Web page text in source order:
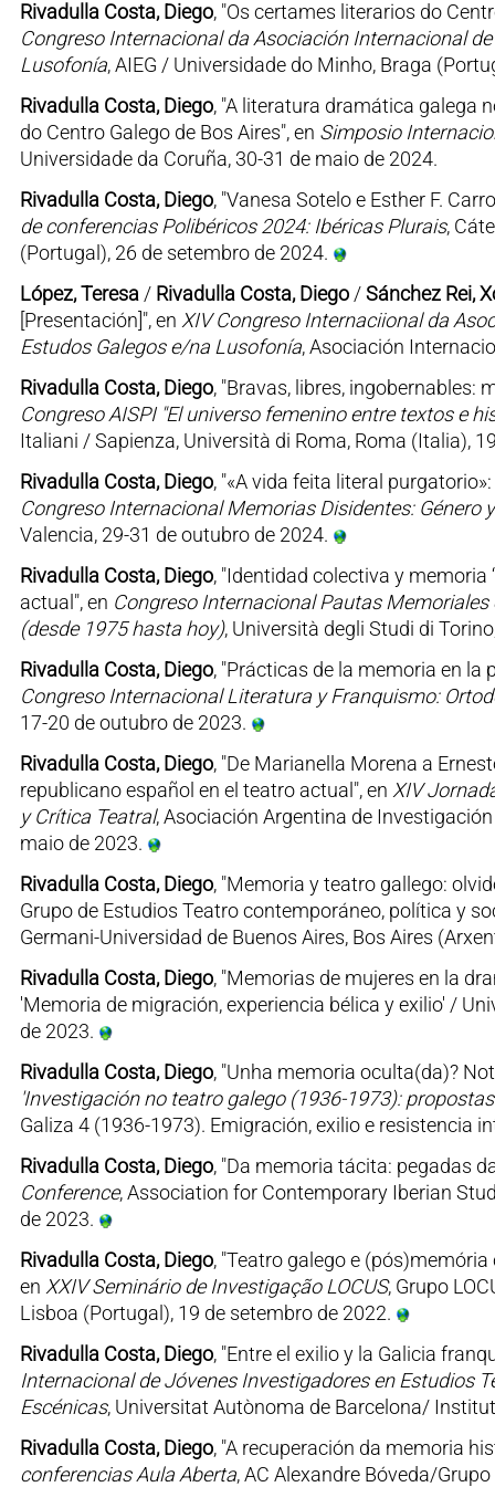
Rivadulla Costa, Diego, "Os certames literarios do
Congreso Internacional da Asociación Internacional
Lusofonía, AIEG / Universidade do Minho, Braga
Rivadulla Costa, Diego, "A literatura dramática galega
do Centro Galego de Bos Aires", en Simposio
Universidade da Coruña, 30-31 de maio de 2024.
Rivadulla Costa, Diego, "Vanesa Sotelo e Esther F.
de conferencias Polibéricos 2024: Ibéricas Plurais,
(Portugal), 26 de setembro de 2024.
López, Teresa / Rivadulla Costa, Diego/Sánchez Rei,
[Presentación]", en XIV Congreso Internaciional da
Estudos Galegos e/na Lusofonía, Asociación
Rivadulla Costa, Diego, "Bravas, libres, ingobernables:
Congreso AISPI "El universo femenino entre textos e
Italiani / Sapienza, Università di Roma, Roma (Italia),
Rivadulla Costa, Diego, "«A vida feita literal
Congreso Internacional Memorias Disidentes: Género
Valencia, 29-31 de outubro de 2024.
Rivadulla Costa, Diego, "Identidad colectiva y memoria
actual", en Congreso Internacional Pautas
(desde 1975 hasta hoy), Università degli Studi di
Rivadulla Costa, Diego, "Prácticas de la memoria en
Congreso Internacional Literatura y Franquismo:
17-20 de outubro de 2023.
Rivadulla Costa, Diego, "De Marianella Morena a
republicano español en el teatro actual", en XIV
y Crítica Teatral, Asociación Argentina de
maio de 2023.
Rivadulla Costa, Diego, "Memoria y teatro gallego:
Grupo de Estudios Teatro contemporáneo, política y
Germani-Universidad de Buenos Aires, Bos Aires
Rivadulla Costa, Diego, "Memorias de mujeres en la
'Memoria de migración, experiencia bélica y exilio' /
de 2023.
Rivadulla Costa, Diego, "Unha memoria oculta(da)?
'Investigación no teatro galego (1936-1973):
Galiza 4 (1936-1973). Emigración, exilio e resistencia
Rivadulla Costa, Diego, "Da memoria tácita: pegadas
Conference, Association for Contemporary Iberian
de 2023.
Rivadulla Costa, Diego, "Teatro galego e
en XXIV Seminário de Investigação LOCUS, Grupo
Lisboa (Portugal), 19 de setembro de 2022.
Rivadulla Costa, Diego, "Entre el exilio y la Galicia
Internacional de Jóvenes Investigadores en Estudios
Escénicas, Universitat Autònoma de Barcelona/
Rivadulla Costa, Diego, "A recuperación da memoria
conferencias Aula Aberta, AC Alexandre Bóveda/